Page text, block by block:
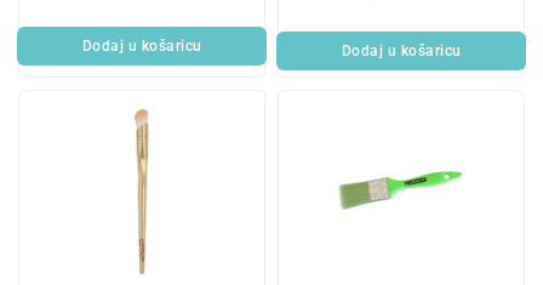
Dodaj u košaricu Dodaj u košaricu